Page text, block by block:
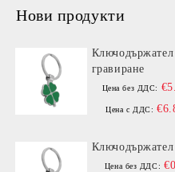
Нови продукти
гравиране
Цена без ДДС:
Цена с ДДС:
Цена без ДДС: